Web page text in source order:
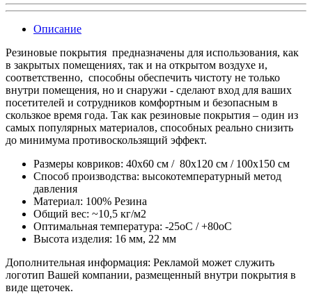
Описание
Резиновые покрытия предназначены для использования, как
в закрытых помещениях, так и на открытом воздухе и,
соответственно, способны обеспечить чистоту не только
внутри помещения, но и снаружи - сделают вход для ваших
посетителей и сотрудников комфортным и безопасным в
скользкое время года. Так как резиновые покрытия – один из
самых популярных материалов, способных реально снизить
до минимума противоскользящий эффект.
Размеры ковриков: 40x60 см / 80x120 см / 100x150 см
Способ производства: высокотемпературный метод
давления
Материал: 100% Резина
Общий вес: ~10,5 кг/м2
Оптимальная температура: -25оC / +80оC
Высота изделия: 16 мм, 22 мм
Дополнительная информация: Рекламой может служить
логотип Вашей компании, размещенный внутри покрытия в
виде щеточек.